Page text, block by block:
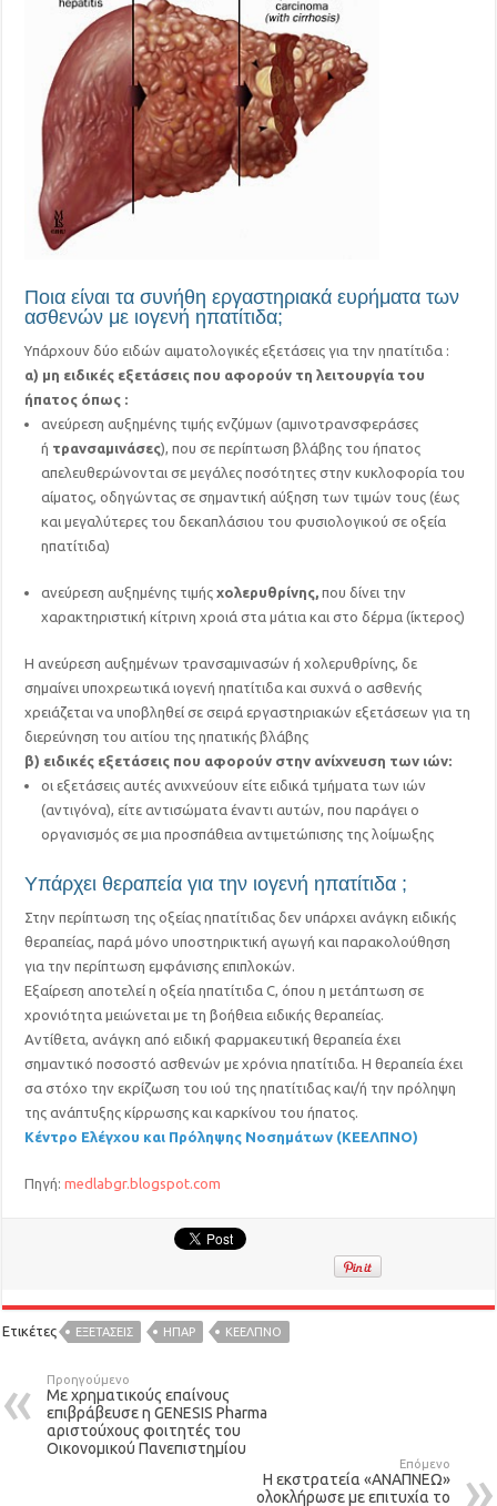
Ποια είναι τα συνήθη εργαστηριακά ευρήματα των
ασθενών με ιογενή ηπατίτιδα;
Υπάρχουν δύο ειδών αιματολογικές εξετάσεις για την ηπατίτιδα :
α) μη ειδικές εξετάσεις που αφορούν τη λειτουργία του
ήπατος όπως :
ανεύρεση αυξημένης τιμής ενζύμων (αμινοτρανσφεράσες
ή τρανσαμινάσες), που σε περίπτωση βλάβης του ήπατος
απελευθερώνονται σε μεγάλες ποσότητες στην κυκλοφορία του
αίματος, οδηγώντας σε σημαντική αύξηση των τιμών τους (έως
και μεγαλύτερες του δεκαπλάσιου του φυσιολογικού σε οξεία
ηπατίτιδα)
ανεύρεση αυξημένης τιμήςχολερυθρίνης,που δίνει την
χαρακτηριστική κίτρινη χροιά στα μάτια και στο δέρμα (ίκτερος)
Η ανεύρεση αυξημένων τρανσαμινασών ή χολερυθρίνης, δε
σημαίνει υποχρεωτικά ιογενή ηπατίτιδα και συχνά ο ασθενής
χρειάζεται να υποβληθεί σε σειρά εργαστηριακών εξετάσεων για τη
διερεύνηση του αιτίου της ηπατικής βλάβης
β) ειδικές εξετάσεις που αφορούν στην ανίχνευση των ιών:
οι εξετάσεις αυτές ανιχνεύουν είτε ειδικά τμήματα των ιών
(αντιγόνα), είτε αντισώματα έναντι αυτών, που παράγει ο
οργανισμός σε μια προσπάθεια αντιμετώπισης της λοίμωξης
Υπάρχει θεραπεία για την ιογενή ηπατίτιδα ;
Στην περίπτωση της οξείας ηπατίτιδας δεν υπάρχει ανάγκη ειδικής
θεραπείας, παρά μόνο υποστηρικτική αγωγή και παρακολούθηση
για την περίπτωση εμφάνισης επιπλοκών.
Εξαίρεση αποτελεί η οξεία ηπατίτιδα C, όπου η μετάπτωση σε
χρονιότητα μειώνεται με τη βοήθεια ειδικής θεραπείας.
Αντίθετα, ανάγκη από ειδική φαρμακευτική θεραπεία έχει
σημαντικό ποσοστό ασθενών με χρόνια ηπατίτιδα. Η θεραπεία έχει
σα στόχο την εκρίζωση του ιού της ηπατίτιδας και/ή την πρόληψη
της ανάπτυξης κίρρωσης και καρκίνου του ήπατος.
Κέντρο Ελέγχου και Πρόληψης Νοσημάτων (ΚΕΕΛΠΝΟ)
Πηγή:medlabgr.blogspot.com
Ετικέτες EΞΕΤΑΣΕΙΣ ΗΠΑΡ ΚΕΕΛΠΝΟ
Προηγούμενο
Με χρηματικούς επαίνους
επιβράβευσε η GENESIS Pharma
αριστούχους φοιτητές του
Οικονομικού Πανεπιστημίου
Επόμενο
Η εκστρατεία «ΑΝΑΠΝΕΩ»
ολοκλήρωσε με επιτυχία το